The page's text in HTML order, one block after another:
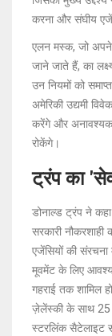
करना और संघीय
एलन मस्क, जो
जाने जाते हैं, का
उन नियमों को
अमेरिकी उद्यमी
करेंगे और अनावश्यक
रोकेंगे।
ट्रंप का
डोनाल्ड ट्रंप ने
सरकारी
एजेंसियों की
मूवमेंट के लिए
गहराई तक शामिल
ज़ेलेंस्की के साथ 25
स्टरलिंक सैटेलाइट